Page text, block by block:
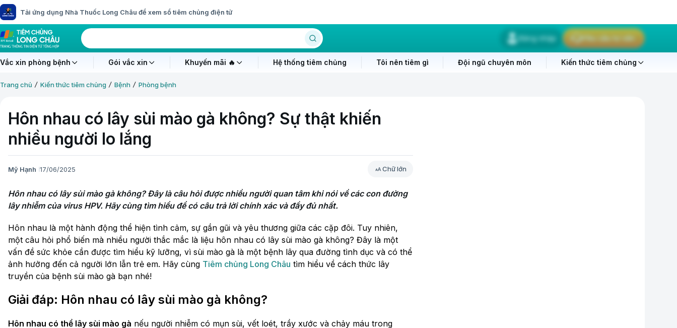
Tải ứng dụng Nhà Thuốc Long Châu để xem sổ tiêm chủng điện tử
Đăng nhập Yêu cầu tư vấn
Vắc xin phòng bệnh Gói vắc xin Khuyến mãi 🔥 Hệ thống tiêm chủng Tôi nên tiêm gì Đội ngũ chuyên môn Kiến thức tiêm chủng
Trang chủ Kiến thức tiêm chủng Bệnh Phòng bệnh
Hôn nhau có lây sùi mào gà không? Sự thật khiến
nhiều người lo lắng
Mỹ Hạnh 17/06/2025 Chữ lớn
Hôn nhau có lây sùi mào gà không? Đây là câu hỏi được nhiều người quan tâm khi nói về các con đường
lây nhiễm của virus HPV. Hãy cùng tìm hiểu để có câu trả lời chính xác và đầy đủ nhất.
Hôn nhau là một hành động thể hiện tình cảm, sự gần gũi và yêu thương giữa các cặp đôi. Tuy nhiên,
một câu hỏi phổ biến mà nhiều người thắc mắc là liệu hôn nhau có lây sùi mào gà không? Đây là một
vấn đề sức khỏe cần được tìm hiểu kỹ lưỡng, vì sùi mào gà là một bệnh lây qua đường tình dục và có thể
ảnh hưởng đến cả người lớn lẫn trẻ em. Hãy cùng Tiêm chủng Long Châu tìm hiểu về cách thức lây
truyền của bệnh sùi mào gà bạn nhé!
Giải đáp: Hôn nhau có lây sùi mào gà không?
Hôn nhau có thể lây sùi mào gà nếu người nhiễm có mụn sùi, vết loét, trầy xước và chảy máu trong